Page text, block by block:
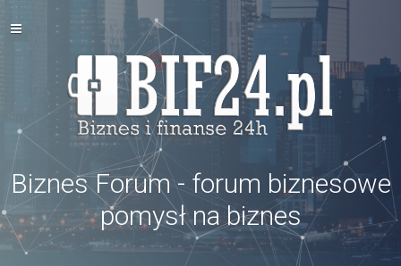
Biznes Forum - forum biznesowe
pomysł na biznes